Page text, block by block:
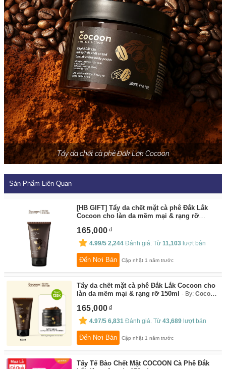
Tẩy da chết cà phê Đăk Lăk Cocoon
Sản Phẩm Liên Quan
[HB GIFT] Tẩy da chết mặt cà phê Đắk Lắk
Cocoon cho làn da mềm mại & rạng rỡ
165,000
4.99/5 2,244 Đánh giá. Từ11,103 lượt bán
Đến Nơi Bán Cập nhật 1 năm trước
Tẩy da chết mặt cà phê Đắk Lắk Cocoon cho
làn da mềm mại & rạng rỡ 150ml
By:Cocoon
165,000
4.97/5 6,831 Đánh giá. Từ43,689 lượt bán
Đến Nơi Bán Cập nhật 1 năm trước
Tẩy Tế Bào Chết Mặt COCOON Cà Phê Đắk